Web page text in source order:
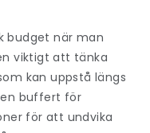
budget när man
viktigt att tänka
kan uppstå längs
buffert för
för att undvika